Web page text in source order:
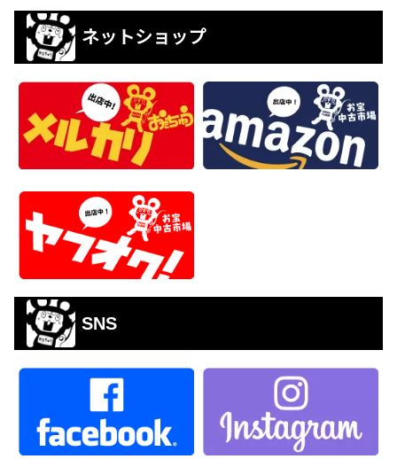
ネットショップ
SNS